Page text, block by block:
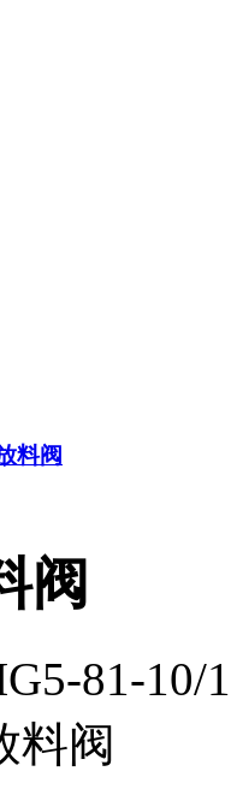
料阀
阀
81-10/
料阀